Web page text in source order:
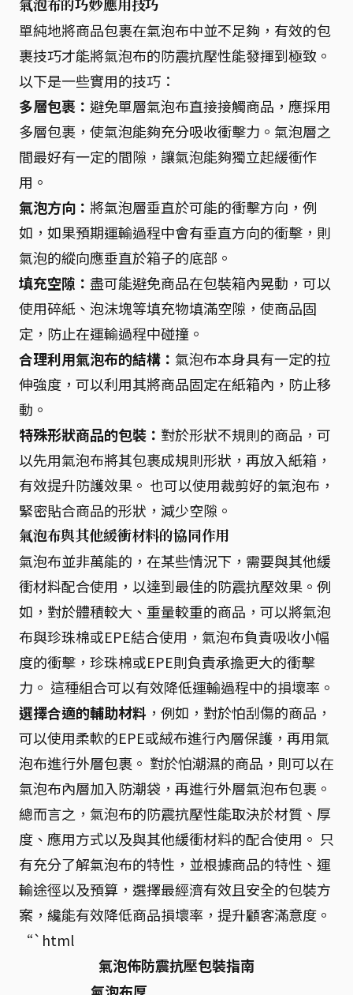
氣泡布的巧妙應用技巧
單純地將商品包裹在氣泡布中並不足夠，有效的包
裹技巧才能將氣泡布的防震抗壓性能發揮到極致。
以下是一些實用的技巧：
多層包裹： 避免單層氣泡布直接接觸商品，應採用
多層包裹，使氣泡能夠充分吸收衝擊力。氣泡層之
間最好有一定的間隙，讓氣泡能夠獨立起緩衝作
用。
氣泡方向： 將氣泡層垂直於可能的衝擊方向，例
如，如果預期運輸過程中會有垂直方向的衝擊，則
氣泡的縱向應垂直於箱子的底部。
填充空隙： 盡可能避免商品在包裝箱內晃動，可以
使用碎紙、泡沫塊等填充物填滿空隙，使商品固
定，防止在運輸過程中碰撞。
合理利用氣泡布的結構： 氣泡布本身具有一定的拉
伸強度，可以利用其將商品固定在紙箱內，防止移
動。
特殊形狀商品的包裝： 對於形狀不規則的商品，可
以先用氣泡布將其包裹成規則形狀，再放入紙箱，
有效提升防護效果。 也可以使用裁剪好的氣泡布，
緊密貼合商品的形狀，減少空隙。
氣泡布與其他緩衝材料的協同作用
氣泡布並非萬能的，在某些情況下，需要與其他緩
衝材料配合使用，以達到最佳的防震抗壓效果。例
如，對於體積較大、重量較重的商品，可以將氣泡
布與珍珠棉或EPE結合使用，氣泡布負責吸收小幅
度的衝擊，珍珠棉或EPE則負責承擔更大的衝擊
力。 這種組合可以有效降低運輸過程中的損壞率。
選擇合適的輔助材料 ，例如，對於怕刮傷的商品，
可以使用柔軟的EPE或絨布進行內層保護，再用氣
泡布進行外層包裹。 對於怕潮濕的商品，則可以在
氣泡布內層加入防潮袋，再進行外層氣泡布包裹。
總而言之，氣泡布的防震抗壓性能取決於材質、厚
度、應用方式以及與其他緩衝材料的配合使用。 只
有充分了解氣泡布的特性，並根據商品的特性、運
輸途徑以及預算，選擇最經濟有效且安全的包裝方
案，纔能有效降低商品損壞率，提升顧客滿意度。
“`html
氣泡佈防震抗壓包裝指南